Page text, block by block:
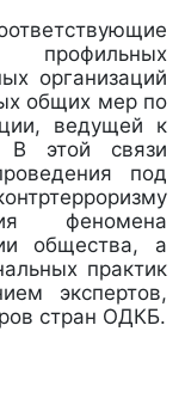
организаций
общих мер по
ведущей к
В этой связи
под
феномена
общества, а
практик
экспертов,
стран ОДКБ.